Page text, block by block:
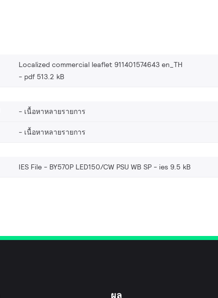
Localized commercial leaflet 911401574643 en_TH
pdf 513.2 kB
เนื้อหาหลายรายการ
เนื้อหาหลายรายการ
IES File - BY570P LED150/CW PSU WB SP ies 9.5 kB
ผล